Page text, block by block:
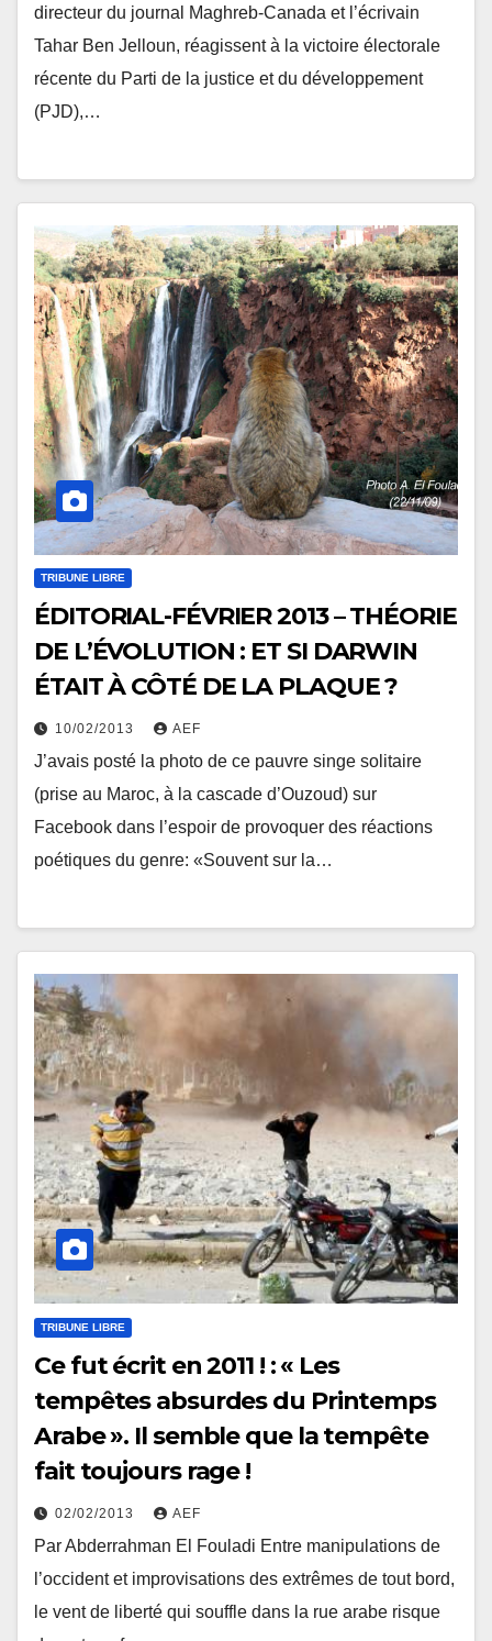
directeur du journal Maghreb-Canada et l’écrivain
Tahar Ben Jelloun, réagissent à la victoire électorale
récente du Parti de la justice et du développement
(PJD),…
TRIBUNE LIBRE
ÉDITORIAL-FÉVRIER 2013 – THÉORIE
DE L’ÉVOLUTION : ET SI DARWIN
ÉTAIT À CÔTÉ DE LA PLAQUE ?
10/02/2013 AEF
J’avais posté la photo de ce pauvre singe solitaire
(prise au Maroc, à la cascade d’Ouzoud) sur
Facebook dans l’espoir de provoquer des réactions
poétiques du genre: «Souvent sur la…
TRIBUNE LIBRE
Ce fut écrit en 2011 ! : « Les
tempêtes absurdes du Printemps
Arabe ». Il semble que la tempête
fait toujours rage !
02/02/2013 AEF
Par Abderrahman El Fouladi Entre manipulations de
l’occident et improvisations des extrêmes de tout bord,
le vent de liberté qui souffle dans la rue arabe risque